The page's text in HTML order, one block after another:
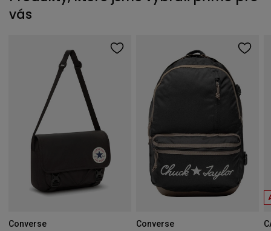
vás
Converse
Converse